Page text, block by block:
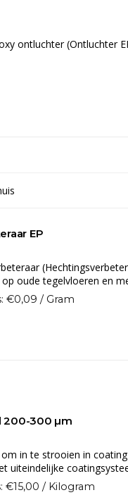
ontluchter (Ontluchter
EP
oude tegelvloeren en
€0,09 / Gram
200-300 µm
in te strooien in
uiteindelijke
€15,00 / Kilogram